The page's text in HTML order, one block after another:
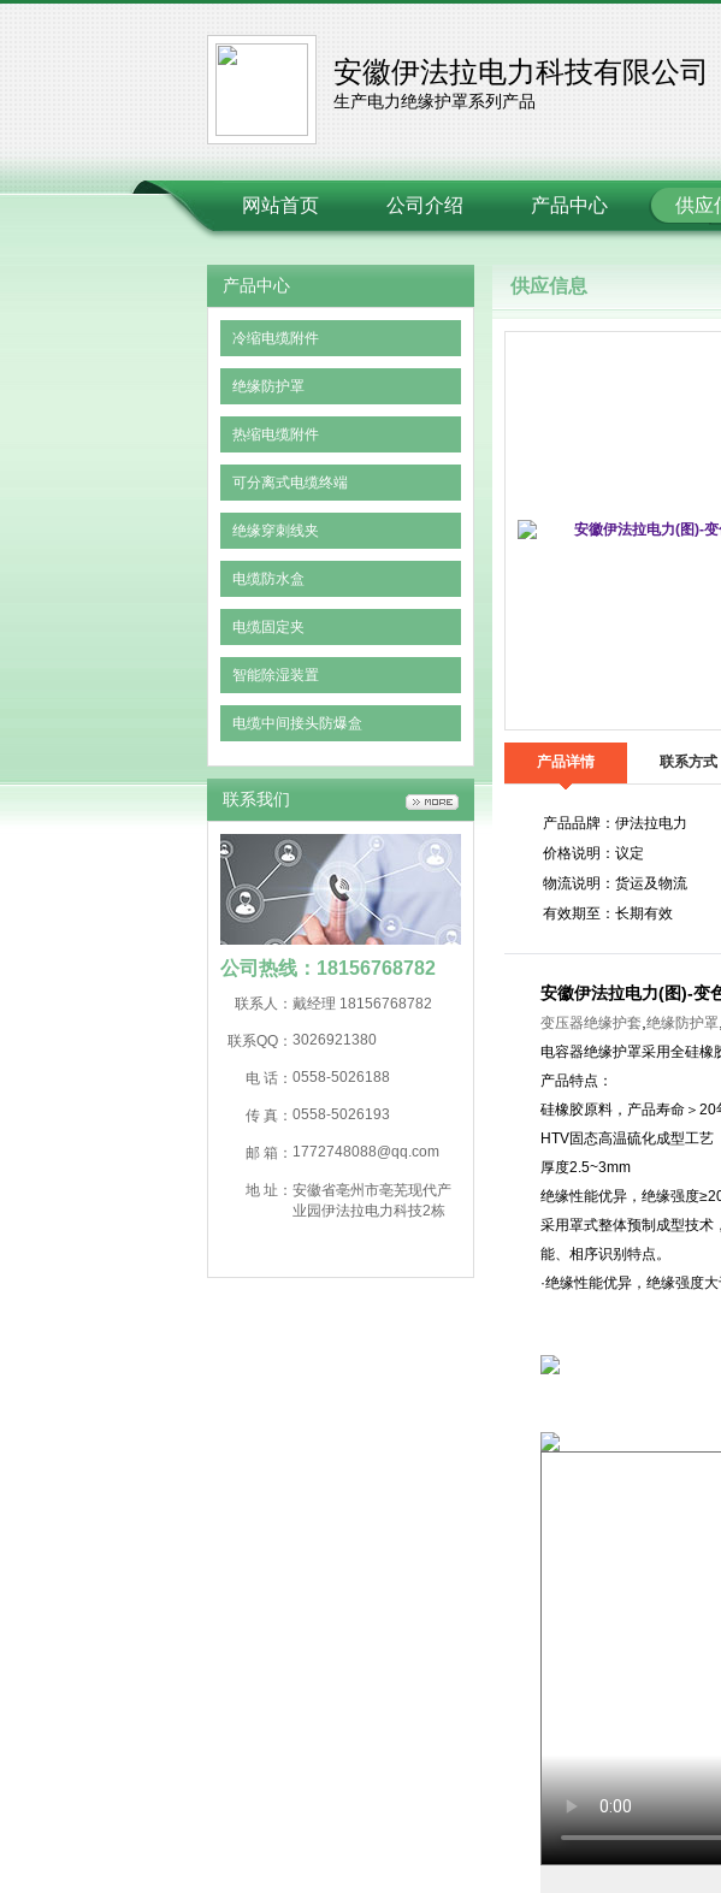
安徽伊法拉电力科技有限公司
生产电力绝缘护罩系列产品
网站首页 公司介绍 产品中心 供应
产品中心
冷缩电缆附件
绝缘防护罩
热缩电缆附件
可分离式电缆终端
绝缘穿刺线夹
电缆防水盒
电缆固定夹
智能除湿装置
电缆中间接头防爆盒
联系我们
公司热线：18156768782
联系人： 戴经理 18156768782
联系QQ： 3026921380
电 话： 0558-5026188
传 真： 0558-5026193
邮 箱： 1772748088@qq.com
地 址： 安徽省亳州市亳芜现代产
业园伊法拉电力科技2栋
供应信息
产品详情 联系方式
产品品牌：伊法拉电力
价格说明：议定
物流说明：货运及物流
有效期至：长期有效
安徽伊法拉电力(图)-变
变压器绝缘护套 绝缘防护罩
电容器绝缘护罩采用全硅橡
产品特点：
硅橡胶原料，产品寿命＞20
HTV固态高温硫化成型工艺
厚度2.5~3mm
绝缘性能优异，绝缘强度
采用罩式整体预制成型技术
能、相序识别特点。
·绝缘性能优异，绝缘强度